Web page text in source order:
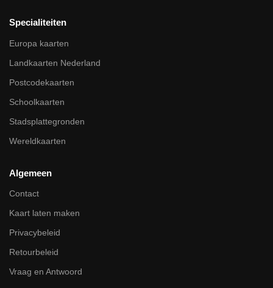
Specialiteiten
Europa kaarten
Landkaarten Nederland
Postcodekaarten
Schoolkaarten
Stadsplattegronden
Wereldkaarten
Algemeen
Contact
Kaart laten maken
Privacybeleid
Retourbeleid
Vraag en Antwoord